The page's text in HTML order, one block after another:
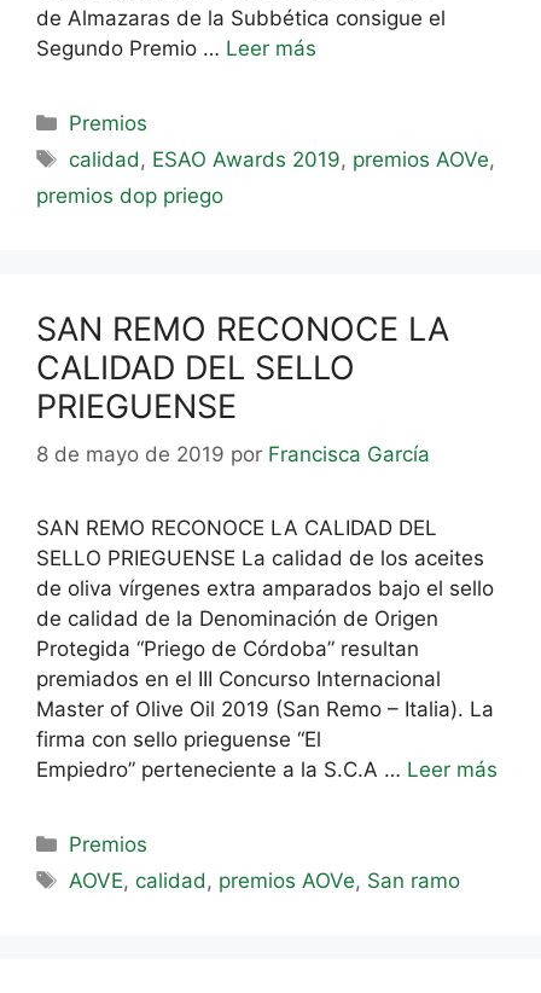
de Almazaras de la Subbética consigue el
Segundo Premio … Leer más
Premios
calidad , ESAO Awards 2019, premios AOVe,
premios dop priego
SAN REMO RECONOCE LA
CALIDAD DEL SELLO
PRIEGUENSE
8 de mayo de 2019 por Francisca García
SAN REMO RECONOCE LA CALIDAD DEL
SELLO PRIEGUENSE La calidad de los aceites
de oliva vírgenes extra amparados bajo el sello
de calidad de la Denominación de Origen
Protegida “Priego de Córdoba” resultan
premiados en el III Concurso Internacional
Master of Olive Oil 2019 (San Remo – Italia). La
firma con sello prieguense “El
Empiedro” perteneciente a la S.C.A … Leer más
Premios
AOVE,calidad, premios AOVe, San ramo